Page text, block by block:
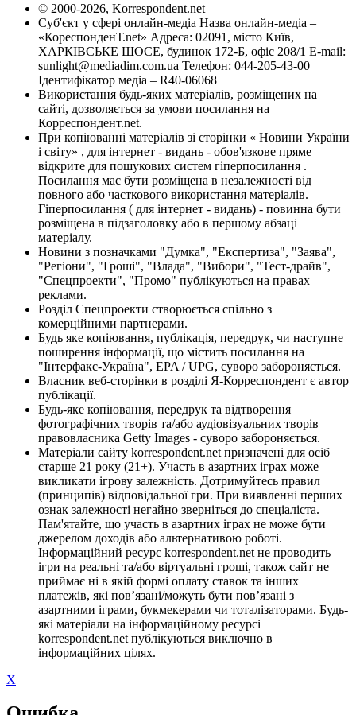
© 2000-2026, Korrespondent.net
Суб'єкт у сфері онлайн-медіа Назва онлайн-медіа –
«КореспонденТ.net» Адреса: 02091, місто Київ,
ХАРКІВСЬКЕ ШОСЕ, будинок 172-Б, офіс 208/1 E-mail:
sunlight@mediadim.com.ua Телефон: 044-205-43-00
Ідентифікатор медіа – R40-06068
Використання будь-яких матеріалів, розміщених на
сайті, дозволяється за умови посилання на
Корреспондент.net.
При копіюванні матеріалів зі сторінки « Новини України
і світу» , для інтернет - видань - обов'язкове пряме
відкрите для пошукових систем гіперпосилання .
Посилання має бути розміщена в незалежності від
повного або часткового використання матеріалів.
Гіперпосилання ( для інтернет - видань) - повинна бути
розміщена в підзаголовку або в першому абзаці
матеріалу.
Новини з позначками "Думка", "Експертиза", "Заява",
"Регіони", "Гроші", "Влада", "Вибори", "Тест-драйв",
"Спецпроекти", "Промо" публікуються на правах
реклами.
Розділ Спецпроекти створюється спільно з
комерційними партнерами.
Будь яке копіювання, публікація, передрук, чи наступне
поширення інформації, що містить посилання на
"Інтерфакс-Україна", EPA / UPG, суворо забороняється.
Власник веб-сторінки в розділі Я-Корреспондент є автор
публікації.
Будь-яке копіювання, передрук та відтворення
фотографічних творів та/або аудіовізуальних творів
правовласника Getty Images - суворо забороняється.
Матеріали сайту korrespondent.net призначені для осіб
старше 21 року (21+). Участь в азартних іграх може
викликати ігрову залежність. Дотримуйтесь правил
(принципів) відповідальної гри. При виявленні перших
ознак залежності негайно зверніться до спеціаліста.
Пам'ятайте, що участь в азартних іграх не може бути
джерелом доходів або альтернативою роботі.
Інформаційний ресурс korrespondent.net не проводить
ігри на реальні та/або віртуальні гроші, також сайт не
приймає ні в якій формі оплату ставок та інших
платежів, які пов’язані/можуть бути пов’язані з
азартними іграми, букмекерами чи тоталізаторами. Будь-
які матеріали на інформаційному ресурсі
korrespondent.net публікуються виключно в
інформаційних цілях.
X